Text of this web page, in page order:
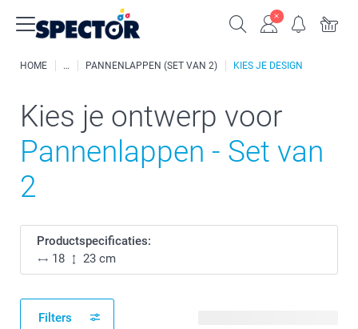
HOME PANNENLAPPEN (SET VAN 2) KIES JE DESIGN
Kies je ontwerp voor
Pannenlappen - Set van
2
Productspecificaties:
18
23 cm
Filters